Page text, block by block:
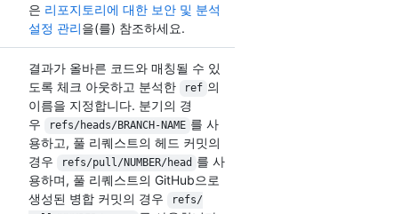
은 리포지토리에 대한 보안 및 분석
설정 관리을(를) 참조하세요.
결과가 올바른 코드와 매칭될 수 있
도록 체크 아웃하고 분석한
ref 의
이름을 지정합니다. 분기의 경
우
refs/heads/BRANCH-NAME 를 사
용하고, 풀 리퀘스트의 헤드 커밋의
경우
refs/pull/NUMBER/head 를 사
용하며, 풀 리퀘스트의 GitHub으로
생성된 병합 커밋의 경우
refs/